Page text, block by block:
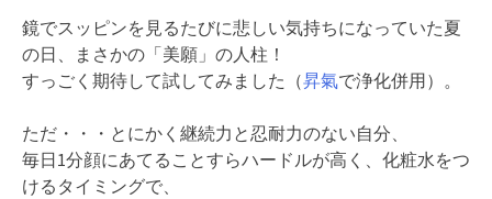
鏡でスッピンを見るたびに悲しい気持ちになっていた夏
の日、まさかの「美願」の人柱！
すっごく期待して試してみました（昇氣で浄化併用）。
ただ・・・とにかく継続力と忍耐力のない自分、
毎日1分顔にあてることすらハードルが高く、化粧水をつ
けるタイミングで、